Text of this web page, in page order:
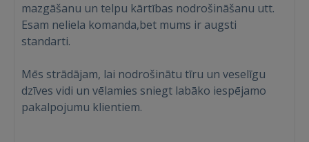
Ienākt
mazgāšanu un telpu kārtības nodrošināšanu utt.
Esam neliela komanda,bet mums ir augsti
standarti.
Mēs strādājam, lai nodrošinātu tīru un veselīgu
dzīves vidi un vēlamies sniegt labāko iespējamo
pakalpojumu klientiem.